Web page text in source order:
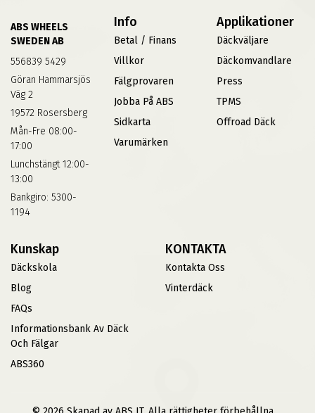
ABS WHEELS
SWEDEN AB
556839 5429
Göran Hammarsjös
Väg 2
19572 Rosersberg
Mån-Fre 08:00-
17:00
Lunchstängt 12:00-
13:00
Bankgiro: 5300-
1194
Info
Betal / Finans
Villkor
Fälgprovaren
Jobba På ABS
Sidkarta
Varumärken
Applikationer
Däckväljare
Däckomvandlare
Press
TPMS
Offroad Däck
Kunskap
Däckskola
Blog
FAQs
Informationsbank Av Däck
Och Fälgar
ABS360
KONTAKTA
Kontakta Oss
Vinterdäck